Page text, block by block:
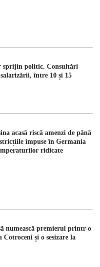
sprijin politic. Consultări
între 10 și 15
acasă riscă amenzi de până
impuse în Germania
ridicate
numească premierul printr-o
și o sesizare la